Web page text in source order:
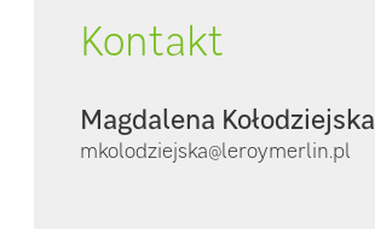
Kontakt
Magdalena Kołodziejska
mkolodziejska@leroymerlin.pl